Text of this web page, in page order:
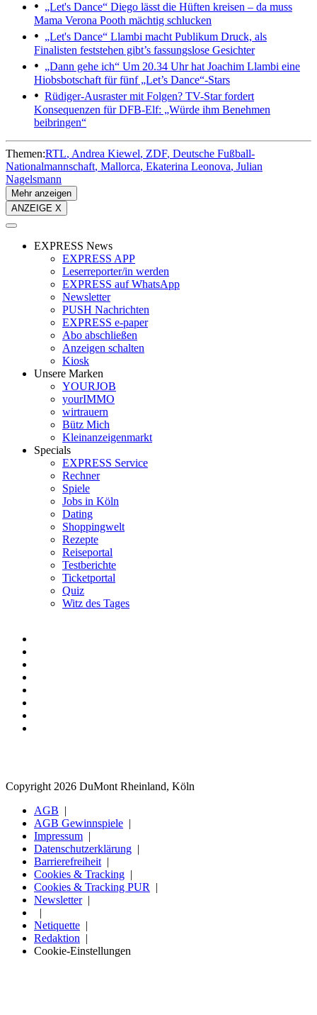
„Let's Dance“ Diego lässt die Hüften kreisen – da muss
Mama Verona Pooth mächtig schlucken
„Let's Dance“ Llambi macht Publikum Druck, als
Finalisten feststehen gibt’s fassungslose Gesichter
„Dann gehe ich“ Um 20.34 Uhr hat Joachim Llambi eine
Hiobsbotschaft für fünf „Let’s Dance“-Stars
Rüdiger-Ausraster mit Folgen? TV-Star fordert
Konsequenzen für DFB-Elf: „Würde ihm Benehmen
beibringen“
Themen:RTL Andrea Kiewel ZDF Deutsche Fußball-
Nationalmannschaft Mallorca Ekaterina Leonova Julian
Nagelsmann
Mehr anzeigen
ANZEIGE X
EXPRESS News
EXPRESS APP
Leserreporter/in werden
EXPRESS auf WhatsApp
Newsletter
PUSH Nachrichten
EXPRESS e-paper
Abo abschließen
Anzeigen schalten
Kiosk
Unsere Marken
YOURJOB
yourIMMO
wirtrauern
Bütz Mich
Kleinanzeigenmarkt
Specials
EXPRESS Service
Rechner
Spiele
Jobs in Köln
Dating
Shoppingwelt
Rezepte
Reiseportal
Testberichte
Ticketportal
Quiz
Witz des Tages
Copyright 2026 DuMont Rheinland, Köln
AGB
AGB Gewinnspiele
Impressum
Datenschutzerklärung
Barrierefreiheit
Cookies & Tracking
Cookies & Tracking PUR
Newsletter
Netiquette
Redaktion
Cookie-Einstellungen